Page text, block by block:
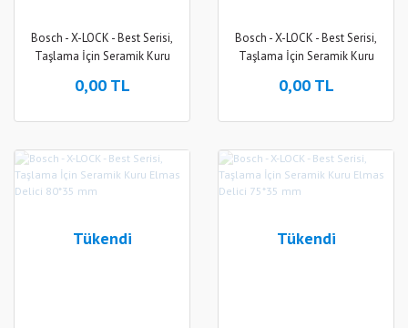
Bosch - X-LOCK - Best Serisi,
Taşlama İçin Seramik Kuru
Freze Uçlu 5 Parça Set
0,00 TL
Bosch - X-LOCK - Best Serisi,
Taşlama İçin Seramik Kuru
0,00 TL
Tükendi Tükendi